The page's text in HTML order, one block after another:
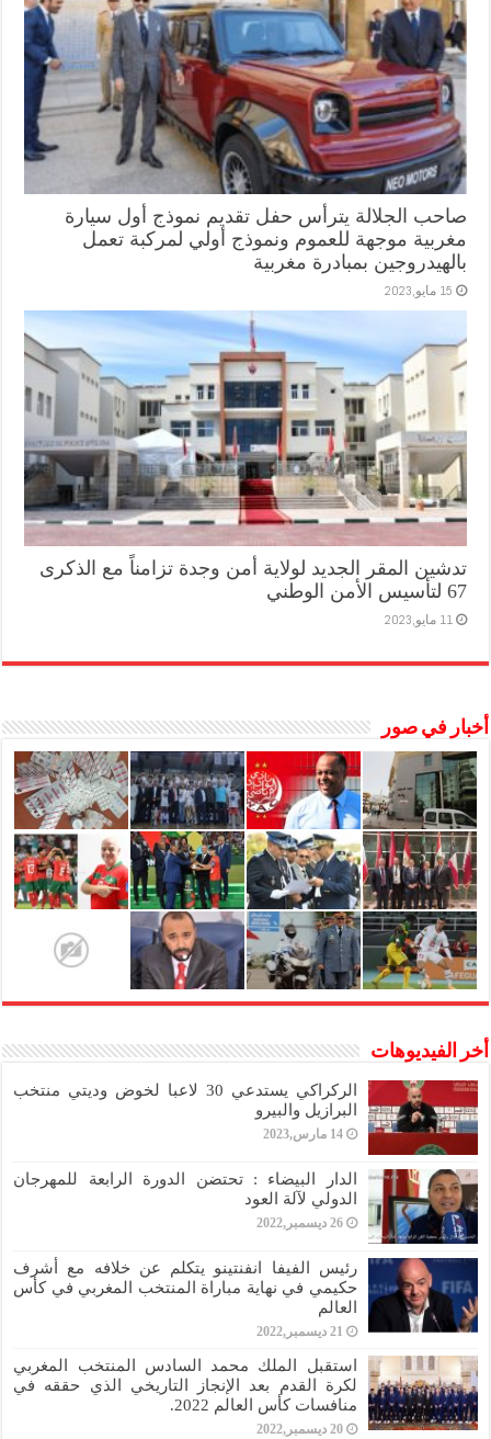
صاحب الجلالة يترأس حفل تقديم نموذج أول سيارة
مغربية موجهة للعموم ونموذج أولي لمركبة تعمل
بالهيدروجين بمبادرة مغربية
15 مايو,2023
تدشين المقر الجديد لولاية أمن وجدة تزامناً مع الذكرى
67 لتأسيس الأمن الوطني
11 مايو,2023
أخبار في صور
أخر الفيديوهات
الركراكي يستدعي 30 لاعبا لخوض وديتي منتخب
البرازيل والبيرو
14 مارس,2023
الدار البيضاء : تحتضن الدورة الرابعة للمهرجان
الدولي لآلة العود
26 ديسمبر,2022
رئيس الفيفا انفنتينو يتكلم عن خلافه مع أشرف
حكيمي في نهاية مباراة المنتخب المغربي في كأس
العالم
21 ديسمبر,2022
استقبل الملك محمد السادس المنتخب المغربي
لكرة القدم بعد الإنجاز التاريخي الذي حققه في
منافسات كأس العالم 2022.
20 ديسمبر,2022